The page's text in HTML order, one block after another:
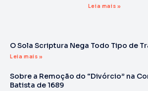
Leia mais »
O Sola Scriptura Nega Todo Tipo de
Leia mais »
Sobre a Remoção do “Divórcio” na
Batista de 1689